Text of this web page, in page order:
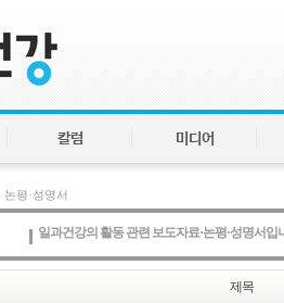
칼럼 미디어
논평·성명서
일과건강의 활동 관련 보도자료·논평·성명서입
제목